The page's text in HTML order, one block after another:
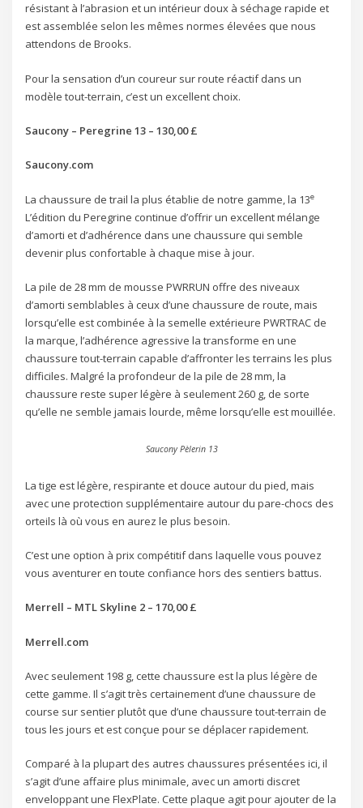
résistant à l’abrasion et un intérieur doux à séchage rapide et
est assemblée selon les mêmes normes élevées que nous
attendons de Brooks.
Pour la sensation d’un coureur sur route réactif dans un
modèle tout-terrain, c’est un excellent choix.
Saucony – Peregrine 13 – 130,00 £
Saucony.com
La chaussure de trail la plus établie de notre gamme, la 13e
L’édition du Peregrine continue d’offrir un excellent mélange
d’amorti et d’adhérence dans une chaussure qui semble
devenir plus confortable à chaque mise à jour.
La pile de 28 mm de mousse PWRRUN offre des niveaux
d’amorti semblables à ceux d’une chaussure de route, mais
lorsqu’elle est combinée à la semelle extérieure PWRTRAC de
la marque, l’adhérence agressive la transforme en une
chaussure tout-terrain capable d’affronter les terrains les plus
difficiles. Malgré la profondeur de la pile de 28 mm, la
chaussure reste super légère à seulement 260 g, de sorte
qu’elle ne semble jamais lourde, même lorsqu’elle est mouillée.
Saucony Pèlerin 13
La tige est légère, respirante et douce autour du pied, mais
avec une protection supplémentaire autour du pare-chocs des
orteils là où vous en aurez le plus besoin.
C’est une option à prix compétitif dans laquelle vous pouvez
vous aventurer en toute confiance hors des sentiers battus.
Merrell – MTL Skyline 2 – 170,00 £
Merrell.com
Avec seulement 198 g, cette chaussure est la plus légère de
cette gamme. Il s’agit très certainement d’une chaussure de
course sur sentier plutôt que d’une chaussure tout-terrain de
tous les jours et est conçue pour se déplacer rapidement.
Comparé à la plupart des autres chaussures présentées ici, il
s’agit d’une affaire plus minimale, avec un amorti discret
enveloppant une FlexPlate. Cette plaque agit pour ajouter de la